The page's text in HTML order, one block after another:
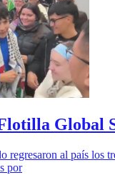
Global
regresaron al país
por